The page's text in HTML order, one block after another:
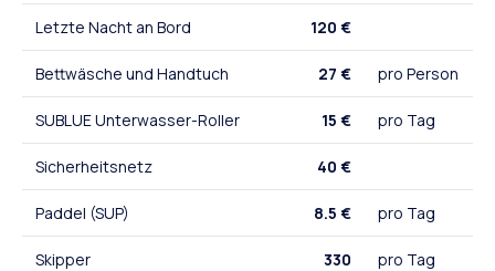
Letzte Nacht an Bord 120 €
Bettwäsche und Handtuch 27 € pro Person
SUBLUE Unterwasser-Roller 15 € pro Tag
Sicherheitsnetz 40 €
Paddel (SUP) 8.5 € pro Tag
Skipper
330
pro Tag